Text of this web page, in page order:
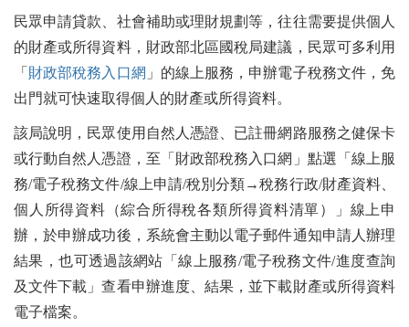
民眾申請貸款、社會補助或理財規劃等，往往需要提供個人
的財產或所得資料，財政部北區國稅局建議，民眾可多利用
「 財政部稅務入口網 」的線上服務，申辦電子稅務文件，免
出門就可快速取得個人的財產或所得資料。
該局說明，民眾使用自然人憑證、已註冊網路服務之健保卡
或行動自然人憑證，至「財政部稅務入口網」點選「線上服
務/電子稅務文件/線上申請/稅別分類→稅務行政/財產資料、
個人所得資料（綜合所得稅各類所得資料清單）」線上申
辦，於申辦成功後，系統會主動以電子郵件通知申請人辦理
結果，也可透過該網站「線上服務/電子稅務文件/進度查詢
及文件下載」查看申辦進度、結果，並下載財產或所得資料
電子檔案。